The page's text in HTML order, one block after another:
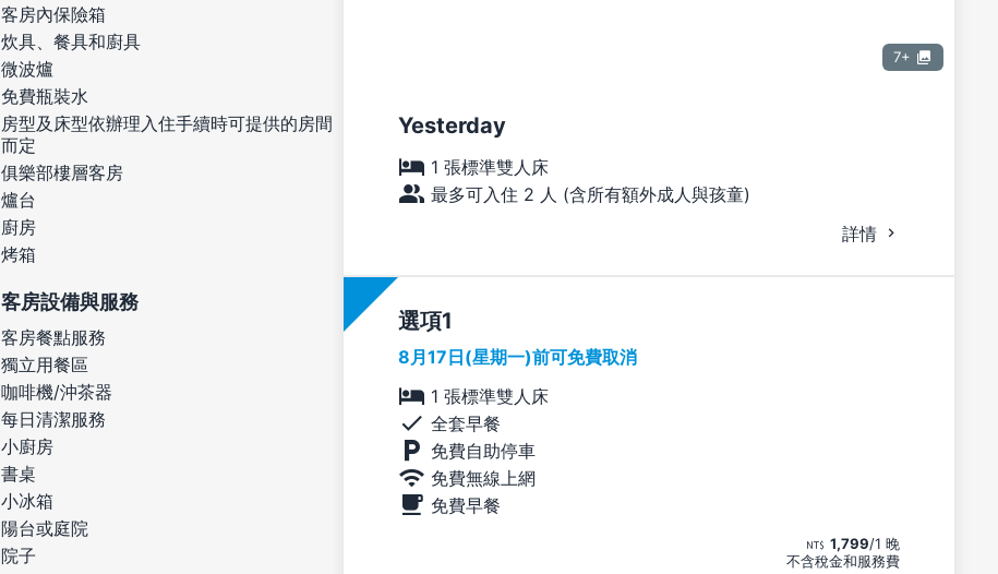
7+
Yesterday
1 張標準雙人床
最多可入住 2 人 (含所有額外成人與孩童)
詳情
選項
8月17日(星期一)前可免費取消
1 張標準雙人床
全套早餐
免費自助停車
免費無線上網
免費早餐
1,799/1 晚
不含稅金和服務費
客房內保險箱
炊具、餐具和廚具
微波爐
免費瓶裝水
房型及床型依辦理入住手續時可提供的房間
而定
俱樂部樓層客房
爐台
廚房
烤箱
客房設備與服務
客房餐點服務
獨立用餐區
咖啡機/沖茶器
每日清潔服務
小廚房
書桌
小冰箱
陽台或庭院
院子